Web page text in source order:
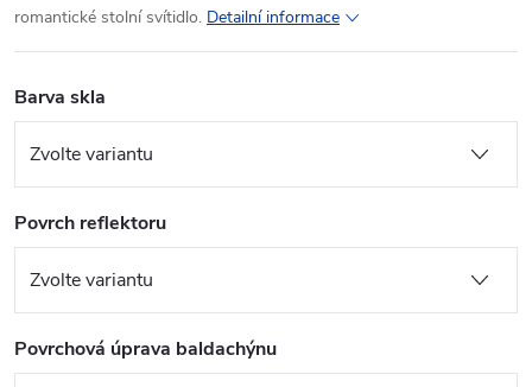
romantické stolní svítidlo. Detailní informace
Barva skla
Povrch reflektoru
Povrchová úprava baldachýnu